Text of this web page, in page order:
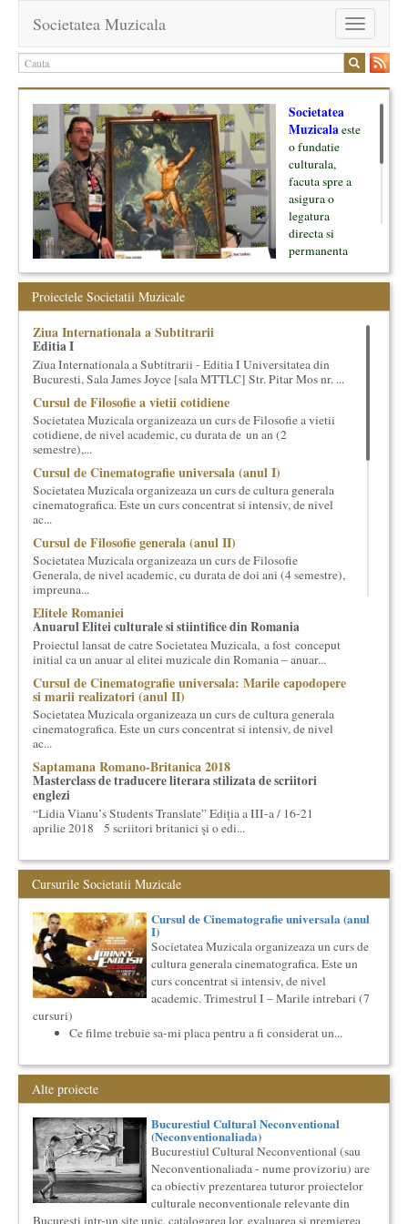
Toggle
navigation
Societatea Muzicala
Societatea
Muzicalaeste
o fundatie
culturala,
facuta spre a
asigura o
legatura
directa si
permanenta
oamenii ei, pe
inceput cu muzica clasica - si de aici numele -, insa acum
dezvoltam proiecte si in alte domenii ale culturii.
Facem management cultural, dezvoltam si administram proiecte
proprii sau preluate, modele si sisteme de finantare, marketing
cultural si consultanta. Organizam concursuri, concerte si
evenimente culturale, private sau publice, tinem cursuri de
cultura generala muzicala, teatrala, filosofica si de alte feluri.
Cuvinte in plus despre proiect, despre cei care il administreaza si
cei care il finantateaza sunt in rubricile de mai jos.
Proiectele Societatii Muzicale
Ziua Internationala a Subtitrarii
Editia I
Ziua Internationala a Subtitrarii - Editia I Universitatea din
Bucuresti, Sala James Joyce [sala MTTLC] Str. Pitar Mos nr. ...
Cursul de Filosofie a vietii cotidiene
Societatea Muzicala organizeaza un curs de Filosofie a vietii
cotidiene, de nivel academic, cu durata de un an (2
semestre),...
Cursul de Cinematografie universala (anul I)
Societatea Muzicala organizeaza un curs de cultura generala
cinematografica. Este un curs concentrat si intensiv, de nivel
ac...
Cursul de Filosofie generala (anul II)
Societatea Muzicala organizeaza un curs de Filosofie
Generala, de nivel academic, cu durata de doi ani (4 semestre),
impreuna...
Elitele Romaniei
Anuarul Elitei culturale si stiintifice din Romania
Proiectul lansat de catre Societatea Muzicala, a fost conceput
initial ca un anuar al elitei muzicale din Romania – anuar...
Cursul de Cinematografie universala: Marile capodopere
si marii realizatori (anul II)
Societatea Muzicala organizeaza un curs de cultura generala
cinematografica. Este un curs concentrat si intensiv, de nivel
ac...
Saptamana Romano-Britanica 2018
Masterclass de traducere literara stilizata de scriitori
englezi
“Lidia Vianu’s Students Translate” Ediția a III-a / 16-21
aprilie 2018 5 scriitori britanici şi o edi...
Societatea Muzicala organizeaza un curs de cultura generala
lingvistica. Este un curs intensiv si concentrat, de nivel
academ...
Masterclass vocal cu Lucas Meachem, editia a II-a (2018)
Lucas Meachem, marele bariton american, revenit in Romania
pentru a lua parte la editia a III-a a concertului The
Metropolita...
Saptamana Romano-Britanica 2017
Masterclass de traducere literara stilizata de scriitori
englezi
Saptamana romano-britanica: 8-13 mai 2017 Sase scriitori
romaneasca ...
Cursul de Teatru universal
Societatea Muzicala organizeaza un curs de cultura generala
teatrala, de nivel academic, in parteneriat cu Universitatea
Nati...
Masterclass vocal cu Lucas Meachem
Lucas Meachem, marele bariton american, care va sustine
concertul de la Atheneul Roman al Societatii Muzicale din 23
aprilie,...
Cursurile Societatii Muzicale
Cursul de Cinematografie universala (anul
I)
Societatea Muzicala organizeaza un curs de
cultura generala cinematografica. Este un
curs concentrat si intensiv, de nivel
academic. Trimestrul I – Marile intrebari (7
cursuri)
Ce filme trebuie sa-mi placa pentru a fi considerat un...
Alte proiecte
Bucurestiul Cultural Neconventional
(Neconventionaliada)
Bucurestiul Cultural Neconventional (sau
Neconventionaliada - nume provizoriu) are
ca obiectiv prezentarea tuturor proiectelor
culturale neconventionale relevante din
Bucuresti intr-un site unic, catalogarea lor, evaluarea si premierea